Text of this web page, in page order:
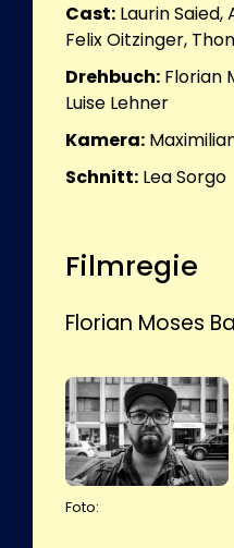
Cast: Laurin
Felix Oitzinger,
Drehbuch: Florian
Luise Lehner
Kamera:
Schnitt: Lea Sorgo
Filmregie
Florian Moses
Foto: